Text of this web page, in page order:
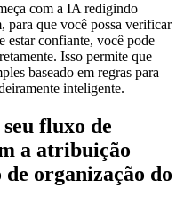
com a IA redigindo
para que você possa verificar
estar confiante, você pode
Isso permite que
baseado em regras para
inteligente.
fluxo de
a atribuição
organização do